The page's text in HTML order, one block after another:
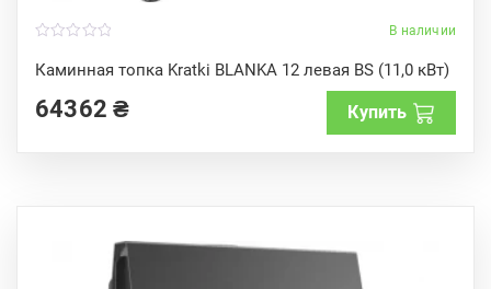
В наличии
Каминная топка Kratki BLANKA 12 левая BS (11,0 кВт)
o
u
o
f64362₴ Купить